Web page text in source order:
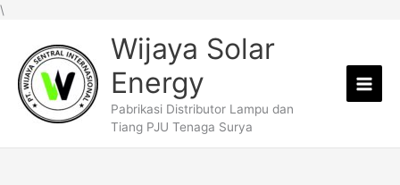
\
konten
Wijaya Solar
Energy
Pabrikasi Distributor Lampu dan
Tiang PJU Tenaga Surya